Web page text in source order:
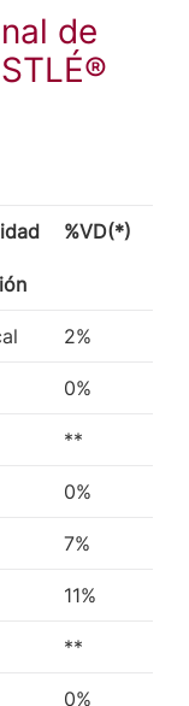
de
%VD(*)
2%
0%
**
0%
7%
11%
**
0%